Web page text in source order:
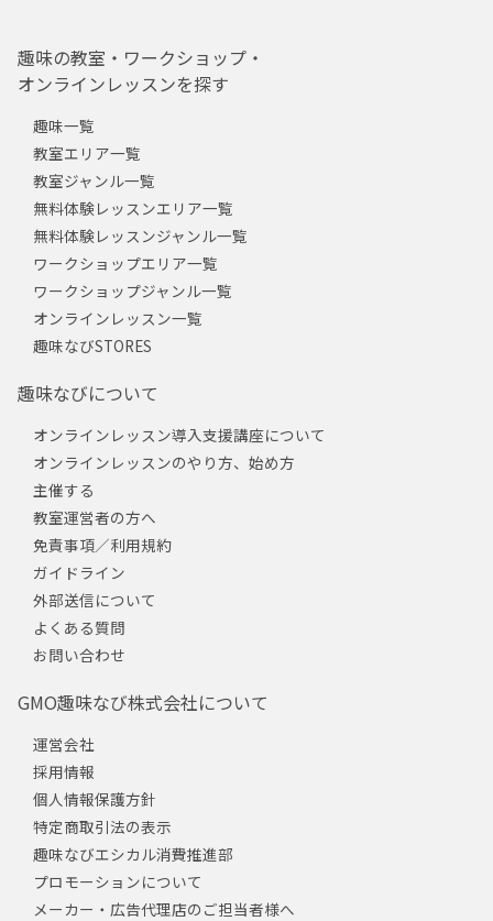
趣味の教室・ワークショップ・
オンラインレッスンを探す
趣味一覧
教室エリア一覧
教室ジャンル一覧
無料体験レッスンエリア一覧
無料体験レッスンジャンル一覧
ワークショップエリア一覧
ワークショップジャンル一覧
オンラインレッスン一覧
趣味なびSTORES
趣味なびについて
オンラインレッスン導入支援講座について
オンラインレッスンのやり方、始め方
主催する
教室運営者の方へ
免責事項／利用規約
ガイドライン
外部送信について
よくある質問
お問い合わせ
GMO趣味なび株式会社について
運営会社
採用情報
個人情報保護方針
特定商取引法の表示
趣味なびエシカル消費推進部
プロモーションについて
メーカー・広告代理店のご担当者様へ